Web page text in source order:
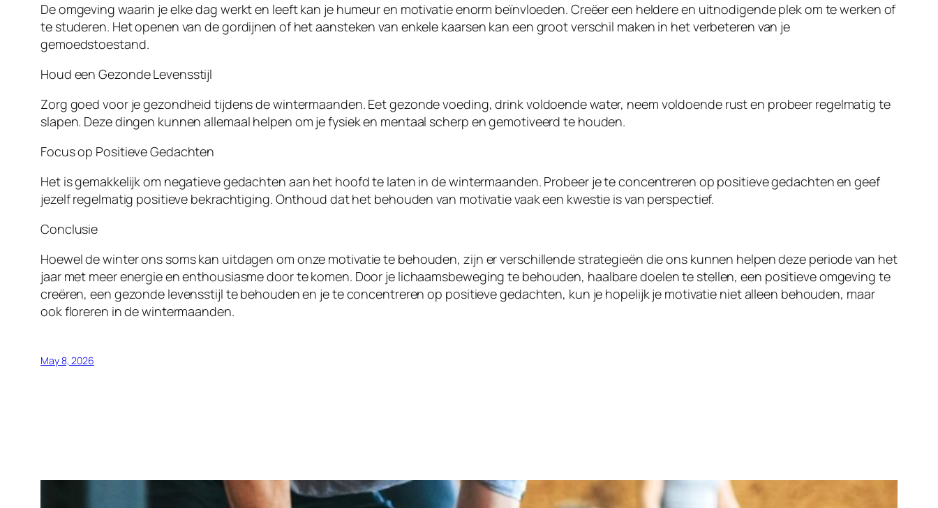
De omgeving waarin je elke dag werkt en leeft kan je humeur en motivatie enorm beïnvloeden. Creëer een heldere en uitnodigende plek om te werken of
te studeren. Het openen van de gordijnen of het aansteken van enkele kaarsen kan een groot verschil maken in het verbeteren van je
gemoedstoestand.
Houd een Gezonde Levensstijl
Zorg goed voor je gezondheid tijdens de wintermaanden. Eet gezonde voeding, drink voldoende water, neem voldoende rust en probeer regelmatig te
slapen. Deze dingen kunnen allemaal helpen om je fysiek en mentaal scherp en gemotiveerd te houden.
Focus op Positieve Gedachten
Het is gemakkelijk om negatieve gedachten aan het hoofd te laten in de wintermaanden. Probeer je te concentreren op positieve gedachten en geef
jezelf regelmatig positieve bekrachtiging. Onthoud dat het behouden van motivatie vaak een kwestie is van perspectief.
Conclusie
Hoewel de winter ons soms kan uitdagen om onze motivatie te behouden, zijn er verschillende strategieën die ons kunnen helpen deze periode van het
jaar met meer energie en enthousiasme door te komen. Door je lichaamsbeweging te behouden, haalbare doelen te stellen, een positieve omgeving te
creëren, een gezonde levensstijl te behouden en je te concentreren op positieve gedachten, kun je hopelijk je motivatie niet alleen behouden, maar
ook floreren in de wintermaanden.
May 8, 2026